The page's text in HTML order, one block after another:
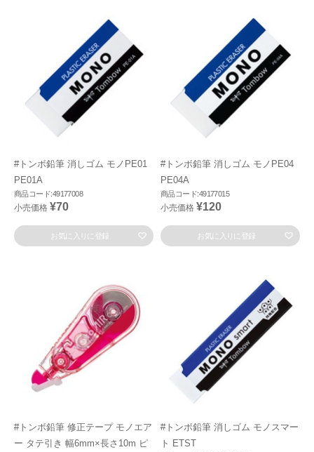
#トンボ鉛筆 消しゴム モノPE01
PE01A
商品コード:49177008
小売価格 ¥70
お気に入りに登録
#トンボ鉛筆 消しゴム モノPE04
PE04A
商品コード:49177015
小売価格 ¥120
お気に入りに登録
#トンボ鉛筆 修正テープ モノエア
ー タテ引き 幅6mm×長さ10m ピ
#トンボ鉛筆 消しゴム モノスマー
ト ETST